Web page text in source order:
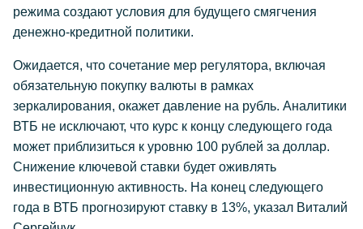
режима создают условия для будущего смягчения
денежно-кредитной политики.
Ожидается, что сочетание мер регулятора, включая
обязательную покупку валюты в рамках
зеркалирования, окажет давление на рубль. Аналитики
ВТБ не исключают, что курс к концу следующего года
может приблизиться к уровню 100 рублей за доллар.
Снижение ключевой ставки будет оживлять
инвестиционную активность. На конец следующего
года в ВТБ прогнозируют ставку в 13%, указал Виталий